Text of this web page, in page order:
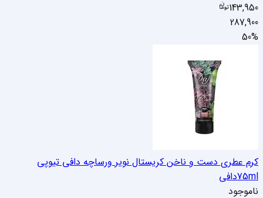
143,950
287,900
50%
کرم عطری دست و ناخن کریستال نویر ورساچه دافی تیوپی
75mlدافی
ناموجود